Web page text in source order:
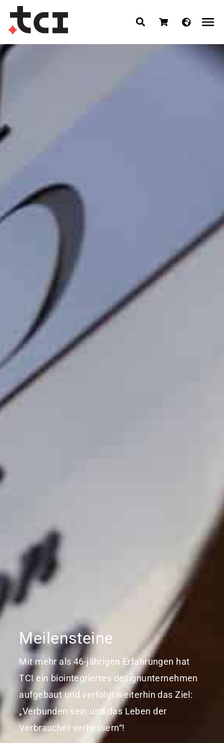
Meilensteine
Mit mehr als 46-jährigen Erfahrungen hat
TCI ein biointegriertes designunternehmen
aufgebaut und verfolgt weiterhin das Ziel:
„Verbunden sein und das Leben der
Verbraucher verbessern“!